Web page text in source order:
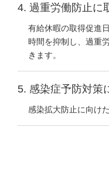
4. 過重労働防止に
有給休暇の取得促進
時間を抑制し、過重
きます。
5. 感染症予防対策
感染拡大防止に向け